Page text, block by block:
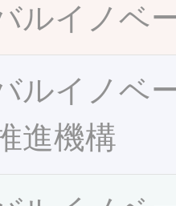
ルイノベ
ルイノベ
進機構